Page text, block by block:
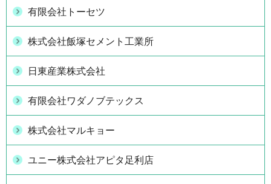
有限会社トーセツ
株式会社飯塚セメント工業所
日東産業株式会社
有限会社ワダノブテックス
株式会社マルキョー
ユニー株式会社アピタ足利店